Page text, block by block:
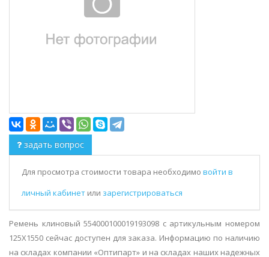
задать вопрос
Для просмотра стоимости товара необходимо войти в
личный кабинет или зарегистрироваться
Ремень клиновый 554000100019193098 с артикульным номером
125X1550 сейчас доступен для заказа. Информацию по наличию
на складах компании «Оптипарт» и на складах наших надежных